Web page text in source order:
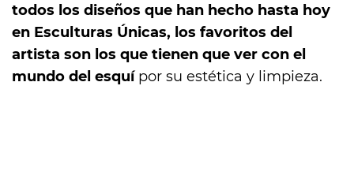
todos los diseños que han hecho hasta hoy
en Esculturas Únicas, los favoritos del
artista son los que tienen que ver con el
mundo del esquípor su estética y limpieza.